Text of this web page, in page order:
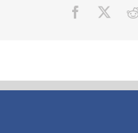
Facebook